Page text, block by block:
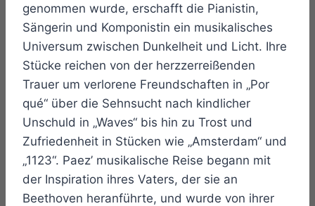
genommen wurde, erschafft die Pianistin,
Sängerin und Komponistin ein musikalisches
Universum zwischen Dunkelheit und Licht. Ihre
Stücke reichen von der herzzerreißenden
Trauer um verlorene Freundschaften in „Por
qué“ über die Sehnsucht nach kindlicher
Unschuld in „Waves“ bis hin zu Trost und
Zufriedenheit in Stücken wie „Amsterdam“ und
„1123“. Paez’ musikalische Reise begann mit
der Inspiration ihres Vaters, der sie an
Beethoven heranführte, und wurde von ihrer